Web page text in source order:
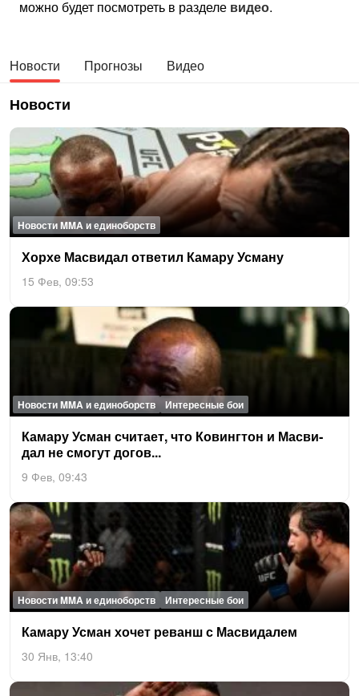
можно будет посмотреть в разделе видео.
Новости Прогнозы Видео
Новости
Новости MMA и единоборств
Хор­хе Мас­ви­дал от­ве­тил Ка­мару Ус­ма­ну
15 Фев, 09:53
Новости MMA и единоборств Интересные бои
Ка­мару Ус­ман счи­та­ет, что Ко­винг­тон и Мас­ви­
дал не смо­гут до­гов...
9 Фев, 09:43
Новости MMA и единоборств Интересные бои
Ка­мару Ус­ман хо­чет ре­ванш с Мас­ви­далем
30 Янв, 13:40